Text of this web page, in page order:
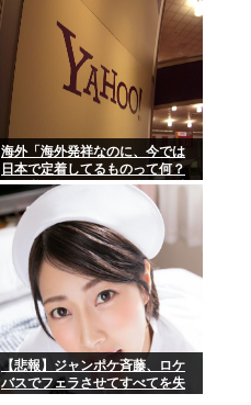
海外「海外発祥なのに、今では
日本で定着してるものって何？
その逆も教えて！」（海外の反
応）
【悲報】ジャンポケ斉藤、ロケ
バスでフェラさせてすべてを失